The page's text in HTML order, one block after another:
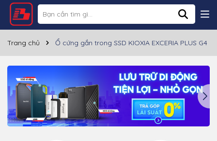
Trang chủ Ổ cứng gắn trong SSD KIOXIA EXCERIA PLUS G4